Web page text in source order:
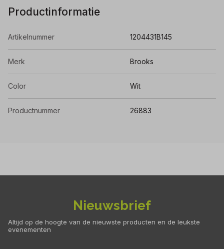
Productinformatie
Artikelnummer 1204431B145
Merk Brooks
Color Wit
Productnummer 26883
Nieuwsbrief
Altijd op de hoogte van de nieuwste producten en de leukste
evenementen